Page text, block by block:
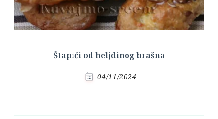
Štapići od heljdinog brašna
04/11/2024